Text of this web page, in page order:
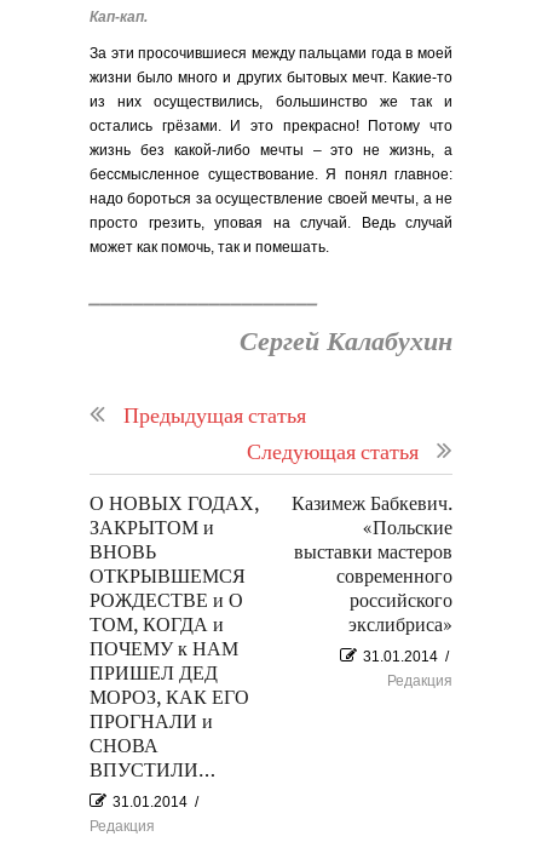
Кап-кап.
За эти просочившиеся между пальцами года в моей
жизни было много и других бытовых мечт. Какие-то
из них осуществились, большинство же так и
остались грёзами. И это прекрасно! Потому что
жизнь без какой-либо мечты – это не жизнь, а
бессмысленное существование. Я понял главное:
надо бороться за осуществление своей мечты, а не
просто грезить, уповая на случай. Ведь случай
может как помочь, так и помешать.
Сергей Калабухин
Предыдущая статья
Следующая статья
О НОВЫХ ГОДАХ,
ЗАКРЫТОМ и
ВНОВЬ
ОТКРЫВШЕМСЯ
РОЖДЕСТВЕ и О
ТОМ, КОГДА и
ПОЧЕМУ к НАМ
ПРИШЕЛ ДЕД
МОРОЗ, КАК ЕГО
ПРОГНАЛИ и
СНОВА
ВПУСТИЛИ…
31.01.2014 /
Редакция
Казимеж Бабкевич.
«Польские
выставки мастеров
современного
российского
экслибриса»
31.01.2014 /
Редакция